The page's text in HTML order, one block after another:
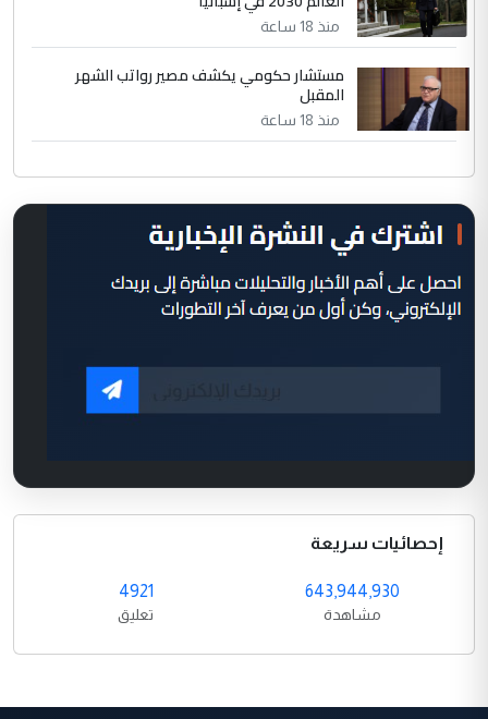
منذ 18 ساعة
مستشار حكومي يكشف مصير رواتب الشهر
المقبل
منذ 18 ساعة
إحصائيات سريعة
643,944,930
مشاهدة
4921
تعليق